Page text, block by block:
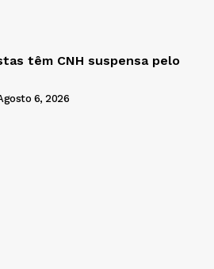
têm CNH suspensa pelo
6, 2026